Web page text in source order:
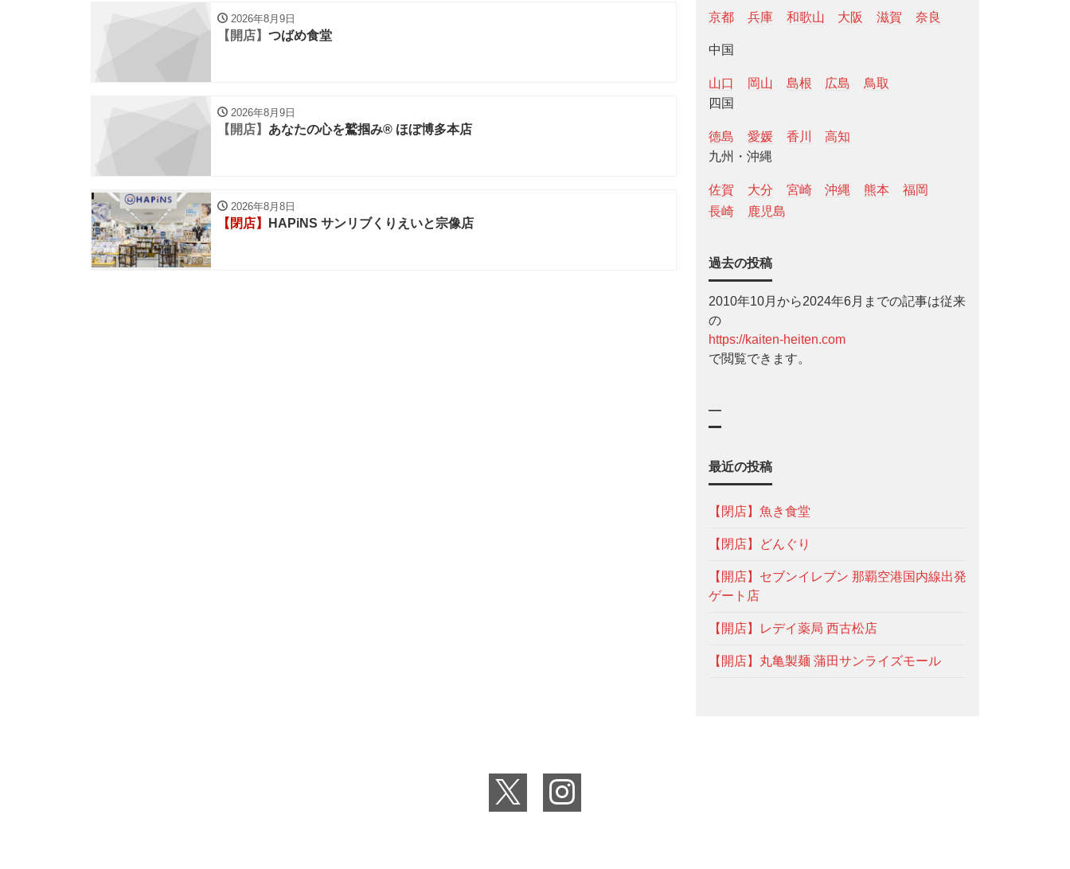
2026年8月9日
【開店】 つばめ食堂
2026年8月9日
【開店】 あなたの心を鷲掴み® ほぼ博多本店
2026年8月8日
【閉店】 HAPiNS サンリブくりえいと宗像店
京都 兵庫 和歌山 大阪 滋賀 奈良
中国
山口 岡山 島根 広島
鳥取
四国
徳島 愛媛 香川
高知
九州・沖縄
佐賀 大分 宮崎 沖縄 熊本
福岡
長崎
鹿児島
過去の投稿
2010年10月から2024年6月までの記事は従来
の
https://kaiten-heiten.com
で閲覧できます。
—
最近の投稿
【閉店】魚き食堂
【閉店】どんぐり
【開店】セブンイレブン 那覇空港国内線出発
ゲート店
【開店】レデイ薬局 西古松店
【開店】丸亀製麺 蒲田サンライズモール